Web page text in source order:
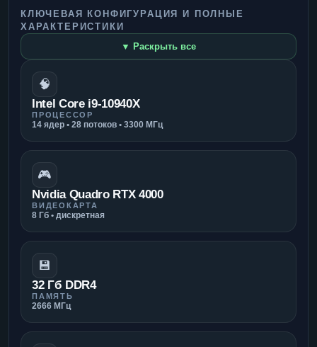
КЛЮЧЕВАЯ КОНФИГУРАЦИЯ И ПОЛНЫЕ
ХАРАКТЕРИСТИКИ
▼ Раскрыть все
🧠
Intel Core i9-10940X
ПРОЦЕССОР
14 ядер • 28 потоков • 3300 МГц
🎮
Nvidia Quadro RTX 4000
ВИДЕОКАРТА
8 Гб • дискретная
💾
32 Гб DDR4
ПАМЯТЬ
2666 МГц